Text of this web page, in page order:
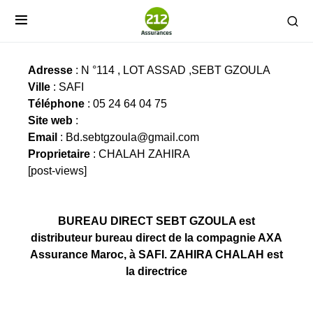
BUREAU DIRECT SEBT GZOULA
Adresse : N °114 , LOT ASSAD ,SEBT GZOULA
Ville : SAFI
Téléphone : 05 24 64 04 75
Site web :
Email : Bd.sebtgzoula@gmail.com
Proprietaire : CHALAH ZAHIRA
[post-views]
BUREAU DIRECT SEBT GZOULA est
distributeur bureau direct de la compagnie AXA
Assurance Maroc, à SAFI. ZAHIRA CHALAH est
la directrice